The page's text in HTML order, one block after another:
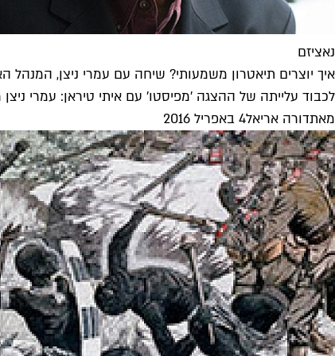
נאציזם
איך יוצרים תיאטרון משמעותי? שיחה עם עמרי ניצן, המנהל
לכבוד עלייתה של ההצגה 'מפיסטו' עם איתי טיראן: עמרי
מאתדורה אריאל4 באפריל 2016